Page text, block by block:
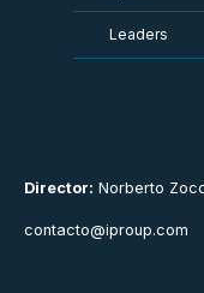
Director: Norberto
contacto@iproup.com
Leaders